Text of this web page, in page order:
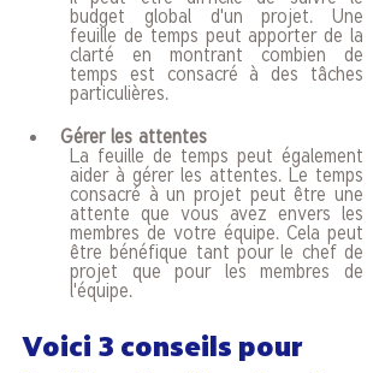
budget global d'un projet. Une
feuille de temps peut apporter de la
clarté en montrant combien de
temps est consacré à des tâches
particulières.
Gérer les attentes
La feuille de temps peut également
aider à gérer les attentes. Le temps
consacré à un projet peut être une
attente que vous avez envers les
membres de votre équipe. Cela peut
être bénéfique tant pour le chef de
projet que pour les membres de
l'équipe.
Voici 3 conseils pour